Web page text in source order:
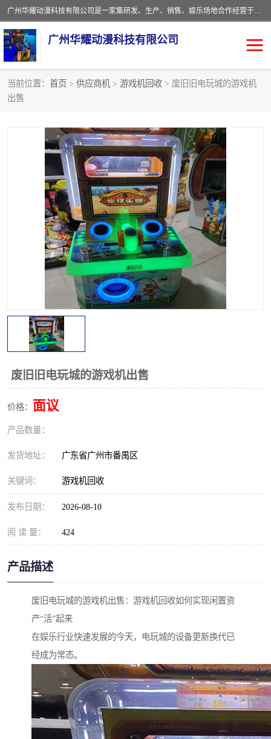
广州华耀动漫科技有限公司是一家集研发、生产、销售、娱乐场地合作经营于一体的动漫游戏公司。本公司拥有一支年轻化集研发生产到售后服务的队伍，及时地为客户提供、赚钱的产品。本公司以雄厚的实力、合理的价格、优良的服务与多家企业建立了长期的合作关系。热诚欢迎各界前来参观、考察、洽谈业务。目前公司经营的产品有：各种捕渔游戏机系列，大型模拟机系列、轮盘机系列、连线机系列、框体机系列、玛莉机系列等。
广州华耀动漫科技有限公司
当前位置： 首页 > 供应商机 > 游戏机回收 > 废旧旧电玩城的游戏机
出售
废旧旧电玩城的游戏机出售
价格： 面议
产品数量：
发货地址： 广东省广州市番禺区
关键词： 游戏机回收
发布日期： 2026-08-10
阅 读 量： 424
产品描述
废旧电玩城的游戏机出售：游戏机回收如何实现闲置资
产“活”起来
在娱乐行业快速发展的今天，电玩城的设备更新换代已
经成为常态。
娃娃机回收
赛车回收 电玩城回收
模拟机回收 儿童机回收
游戏厅回收 *机回收